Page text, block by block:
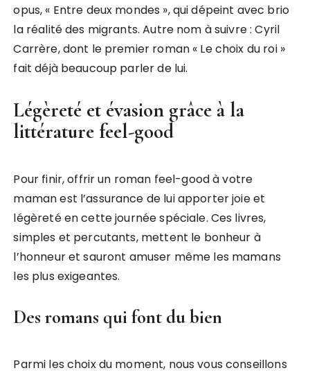
opus, « Entre deux mondes », qui dépeint avec brio
la réalité des migrants. Autre nom à suivre : Cyril
Carrère, dont le premier roman « Le choix du roi »
fait déjà beaucoup parler de lui.
Légèreté et évasion grâce à la
littérature feel-good
Pour finir, offrir un roman feel-good à votre
maman est l’assurance de lui apporter joie et
légèreté en cette journée spéciale. Ces livres,
simples et percutants, mettent le bonheur à
l’honneur et sauront amuser même les mamans
les plus exigeantes.
Des romans qui font du bien
Parmi les choix du moment, nous vous conseillons